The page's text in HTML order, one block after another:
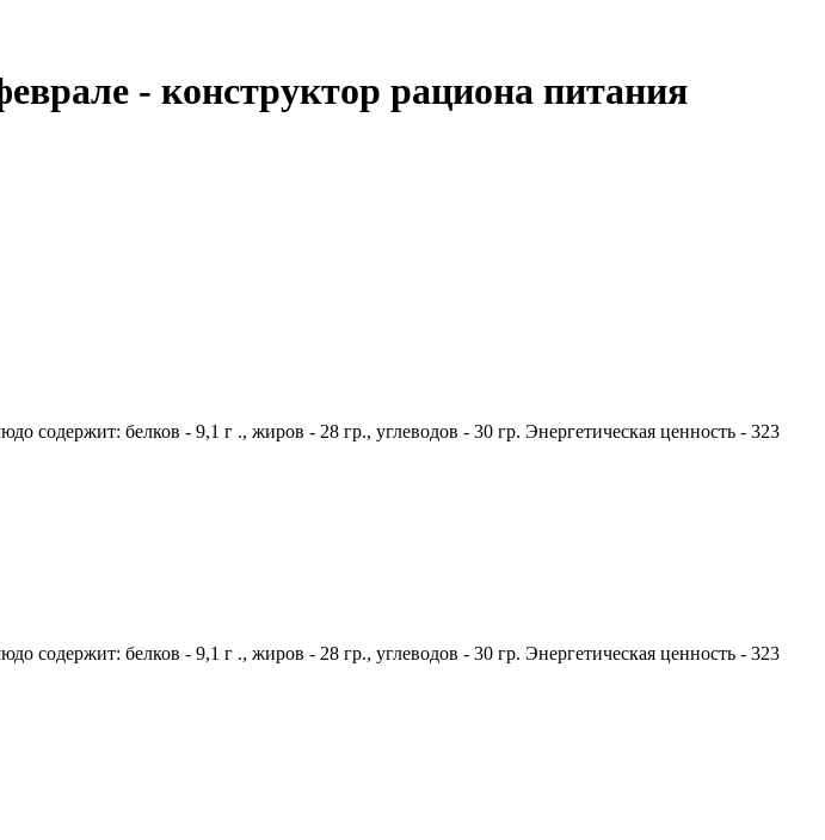
- конструктор рациона питания
содержит: белков - 9,1 г ., жиров - 28 гр., углеводов - 30 гр. Энергетическая ценность - 323
содержит: белков - 9,1 г ., жиров - 28 гр., углеводов - 30 гр. Энергетическая ценность - 323